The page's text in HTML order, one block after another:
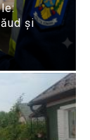
și